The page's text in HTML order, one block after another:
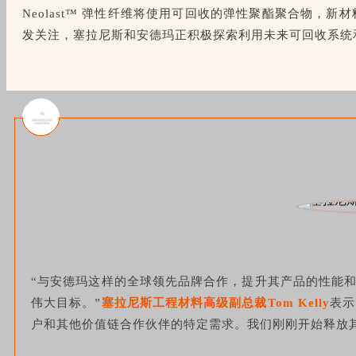
Neolast™ 弹性纤维将使用可回收的弹性聚酯聚合物，新
发关注，塞拉尼斯和安德玛正积极探索利用未来可回收系
“与安德玛这样的全球领先品牌合作，提升其产品的性
伟大目标。”塞拉尼斯工程材料高级副总裁Tom Kelly表
户和其他价值链合作伙伴的特定需求。我们刚刚开始释